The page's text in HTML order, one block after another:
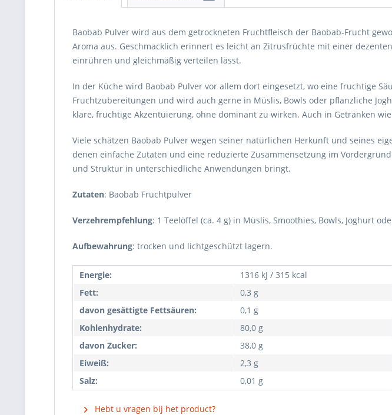
Baobab Pulver wird aus dem getrockneten Fruchtfleisch der Baobab-Frucht
Aroma aus. Geschmacklich erinnert es leicht an Zitrusfrüchte mit einer
einrühren und gleichmäßig verteilen lässt.
In der Küche wird Baobab Pulver vor allem dort eingesetzt, wo eine fruchtige
Fruchtzubereitungen und wird auch gerne in Müslis, Bowls oder pflanzliche
klare, fruchtige Akzentuierung, ohne dominant zu wirken. Auch in Getränken
Viele schätzen Baobab Pulver wegen seiner natürlichen Herkunft und seines
denen einfache Zutaten und eine reduzierte Zusammensetzung im
und Struktur in unterschiedliche Anwendungen bringt.
Zutaten: Baobab Fruchtpulver
Verzehrempfehlung: 1 Teelöffel (ca. 4 g) in Müslis, Smoothies, Bowls, Joghurt
Aufbewahrung: trocken und lichtgeschützt lagern.
Energie:
1316 kJ / 315 kcal
Fett:
0,3 g
davon gesättigte Fettsäuren:
0,1 g
Kohlenhydrate:
80,0 g
davon Zucker:
38,0 g
Eiweiß:
2,3 g
Salz:
0,01 g
Hebt u vragen bij het product?